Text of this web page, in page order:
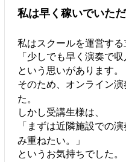
私は早く稼いでいた
私はスクールを運営する
「少しでも早く演奏で
という思いがあります。
そのため、オンライン
た。
しかし受講生様は、
「まずは近隣施設での
み重ねたい。」
というお気持ちでした。